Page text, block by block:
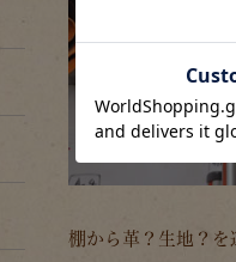
棚から革？生地？を